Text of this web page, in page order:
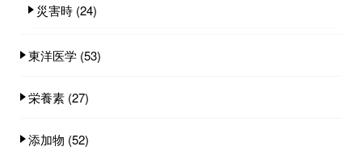
災害時 (24)
東洋医学 (53)
栄養素 (27)
添加物 (52)